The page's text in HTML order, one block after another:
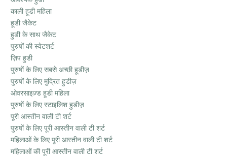
काली हूडी महिला
हूडी जैकेट
हुडी के साथ जैकेट
पुरुषों की स्वेटशर्ट
ज़िप हुडी
पुरुषों के लिए सबसे अच्छी हूडीज़
पुरुषों के लिए मुद्रित हुडीज़
ओवरसाइज़्ड हूडी महिला
पुरुषों के लिए स्टाइलिश हुडीज़
पूरी आस्तीन वाली टी शर्ट
पुरुषों के लिए पूरी आस्तीन वाली टी शर्ट
महिलाओं के लिए पूरी आस्तीन वाली टी शर्ट
महिलाओं की पूरी आस्तीन वाली टी शर्ट